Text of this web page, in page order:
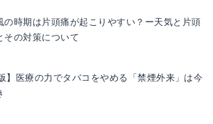
の時期は片頭痛が起こりやすい？ー天気と片頭
その対策について
】医療の力でタバコをやめる「禁煙外来」は今